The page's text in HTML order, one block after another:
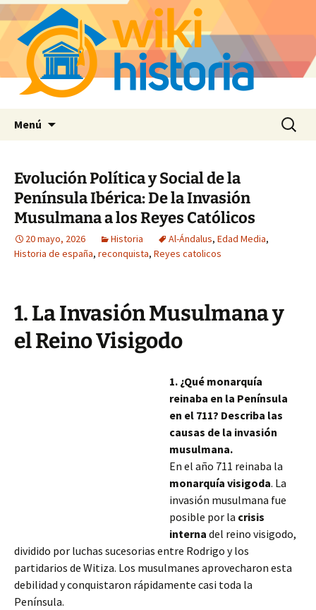
Menú Buscar:
Evolución Política y Social de la
Península Ibérica: De la Invasión
Musulmana a los Reyes Católicos
20 mayo, 2026 Historia Al-Ándalus, Edad Media,
Historia de españa, reconquista, Reyes catolicos
1. La Invasión Musulmana y
el Reino Visigodo
1. ¿Qué monarquía
reinaba en la Península
en el 711? Describa las
causas de la invasión
musulmana.
En el año 711 reinaba la
monarquía visigoda. La
invasión musulmana fue
posible por la crisis
interna del reino visigodo,
dividido por luchas sucesorias entre Rodrigo y los
partidarios de Witiza. Los musulmanes aprovecharon esta
debilidad y conquistaron rápidamente casi toda la
Península.